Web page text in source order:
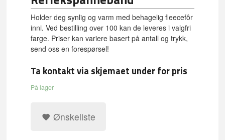
Holder deg synlig og varm med behagelig fleecefôr
inni. Ved bestilling over 100 kan de leveres i valgfri
farge. Priser kan variere basert på antall og trykk,
send oss en forespørsel!
Ta kontakt via skjemaet under for pris
På lager
Ønskeliste